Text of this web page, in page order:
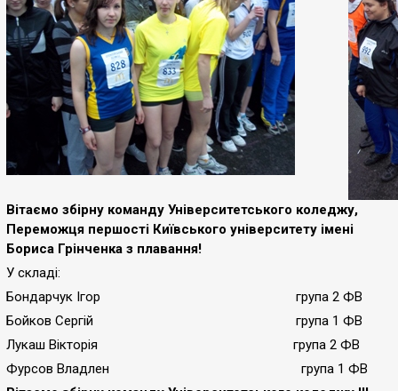
Вітаємо збірну команду Університетського коледжу,
Переможця першості Київського університету імені
Бориса Грінченка з плавання!
У складі:
Бондарчук Ігор група 2 ФВ
Бойков Сергій група 1 ФВ
Лукаш Вікторія група 2 ФВ
Фурсов Владлен група 1 ФВ